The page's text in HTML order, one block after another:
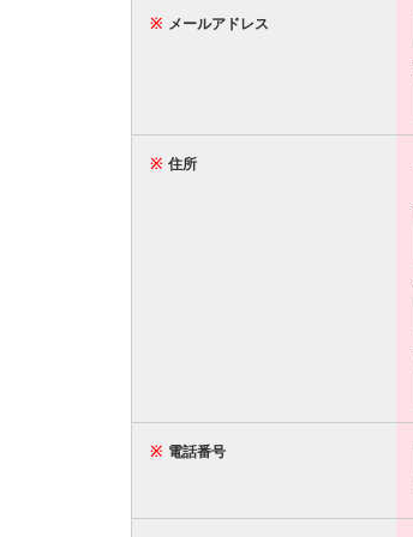
※ メールアドレス
※ 住所
※ 電話番号